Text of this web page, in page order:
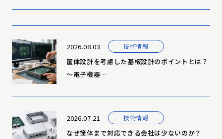
2026.08.03 技術情報
筐体設計を考慮した基板設計のポイントとは？
～電子機器…
2026.07.21 技術情報
なぜ筐体まで対応できる会社は少ないのか？